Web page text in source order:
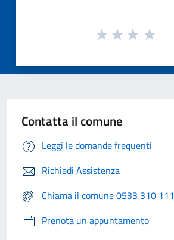
Contatta il comune
Leggi le domande frequenti
Richiedi Assistenza
Chiama il comune 0533 310 111
Prenota un appuntamento